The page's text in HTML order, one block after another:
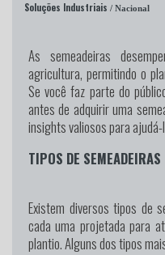
Soluções Industriais / Nacional
As semeadeiras
agricultura, permitindo o
Se você faz parte do
antes de adquirir uma
insights valiosos para
TIPOS DE SEMEADEIRAS
Existem diversos tipos de
cada uma projetada para
plantio. Alguns dos tipos